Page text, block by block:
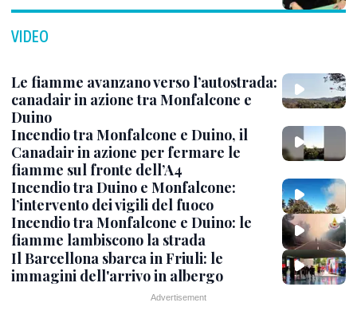
VIDEO
Le fiamme avanzano verso l’autostrada:
canadair in azione tra Monfalcone e
Duino
Incendio tra Monfalcone e Duino, il
Canadair in azione per fermare le
fiamme sul fronte dell’A4
Incendio tra Duino e Monfalcone:
l’intervento dei vigili del fuoco
Incendio tra Monfalcone e Duino: le
fiamme lambiscono la strada
Il Barcellona sbarca in Friuli: le
immagini dell'arrivo in albergo